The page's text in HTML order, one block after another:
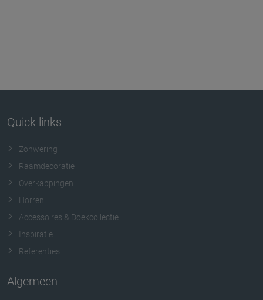
Quick links
Zonwering
Raamdecoratie
Overkappingen
Horren
Accessoires & Doekcollectie
Inspiratie
Referenties
Algemeen